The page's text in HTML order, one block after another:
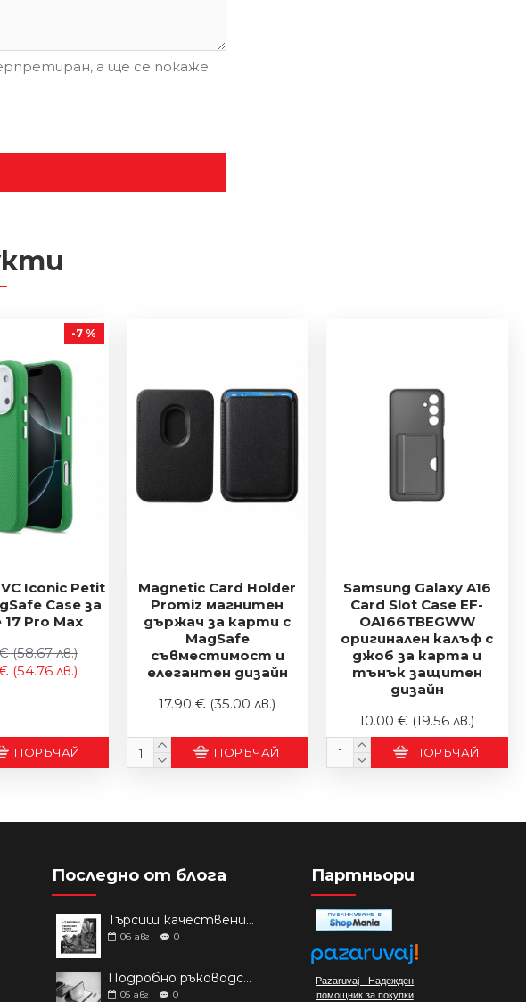
а ще се покаже
-7 %
Iconic Petit
Case за
17 Pro Max
(54.76 лв.)
€(58.67 лв.)
ПОРЪЧАЙ
Magnetic Card Holder
Promiz магнитен
държач за карти с
MagSafe
съвместимост и
елегантен дизайн
17.90 € (35.00 лв.)
ПОРЪЧАЙ
Samsung Galaxy A16
Card Slot Case EF-
OA166TBEGWW
оригинален калъф с
джоб за карта и
тънък защитен
дизайн
10.00 € (19.56 лв.)
ПОРЪЧАЙ
Последно от блога
Търсиш качествени аксесоари за твоя модел? Как правилно да защитим новия си смартфон: Ръководство за аксесоари през 2026 г.
06 авг 0
Подробно ръководство: Кой смартфон да купиш през 2026 г.?
05 авг 0
Партньори
Pazaruvaj - Надежден
помощник за покупки